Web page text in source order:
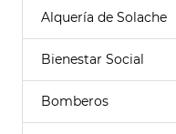
Alquería de Solache
Bienestar Social
Bomberos